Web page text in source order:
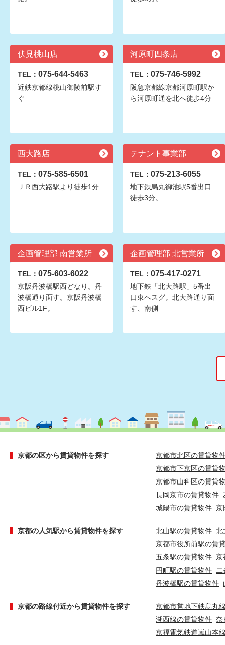
伏見桃山店
TEL： 075-644-5463
近鉄京都線桃山御陵前駅す
ぐ
河原町四条店
TEL： 075-746-5992
阪急京都線京都河原町駅か
ら河原町通を北へ徒歩4分
西大路店
TEL： 075-585-6501
ＪＲ西大路駅より徒歩1分
テナント事業部
TEL： 075-213-6055
地下鉄烏丸御池駅5番出口
徒歩3分。
企画管理部 南営業所
TEL： 075-603-6022
京阪丹波橋駅西どなり。丹
波橋通り面す。京阪丹波橋
西ビル1F。
企画管理部 北営業所
TEL： 075-417-0271
地下鉄「北大路駅」5番出
口東へスグ。北大路通り面
す、南側
京都の区から賃貸物件を探す
京都市北区の賃貸物
京都市下京区の賃貸
京都市山科区の賃貸
長岡京市の賃貸物件
城陽市の賃貸物件 京
京都の人気駅から賃貸物件を探す 北山駅の賃貸物件 北
京都市役所前駅の賃
五条駅の賃貸物件 京
円町駅の賃貸物件
丹波橋駅の賃貸物件
京都の路線付近から賃貸物件を探す
京都市営地下鉄烏丸
湖西線の賃貸物件 奈
京福電気鉄道嵐山本